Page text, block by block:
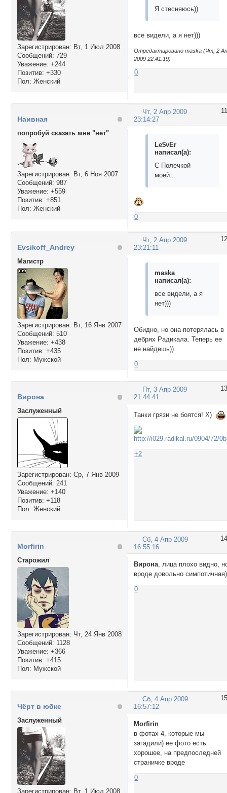
Зарегистрирован: Вт, 1 Июл 2008
Сообщений: 729
Уважение: +244
Позитив: +330
Пол: Женский
Я стесняюсь))
все видели, а я нет)))
Отредактировано maska (Чт, 2
2009 22:41:19)
0
11
Чт, 2 Апр 2009
23:14:27
Наивная
попробуй сказать мне "нет"
Зарегистрирован: Вт, 6 Ноя 2007
Сообщений: 987
Уважение: +559
Позитив: +851
Пол: Женский
Le$vEr
написал(а):
С Полечкой
моей...
0
12
Чт, 2 Апр 2009
23:21:11
Evsikoff_Andrey
Магистр
Зарегистрирован: Вт, 16 Янв 2007
Сообщений: 510
Уважение: +438
Позитив: +435
Пол: Мужской
maska
написал(а):
все видели, а я
нет)))
Обидно, но она потерялась в
дебрях Радикала. Теперь ее
не найдешь))
0
13
Пт, 3 Апр 2009
21:44:41
Вирона
Заслуженный
Зарегистрирован: Ср, 7 Янв 2009
Сообщений: 241
Уважение: +140
Позитив: +118
Пол: Женский
Танки грязи не боятся! Х)
+2
14
Сб, 4 Апр 2009
16:55:16
Morfirin
Cтарожил
Зарегистрирован: Чт, 24 Янв 2008
Сообщений: 1128
Уважение: +366
Позитив: +415
Пол: Мужской
Вирона , лица плохо видно,
вроде довольно симпотичная)
0
15
Сб, 4 Апр 2009
16:57:12
Чёрт в юбке
Заслуженный
Зарегистрирован: Вт, 1 Июл 2008
Morfirin
в фотах 4, которые мы
загадили) ее фото есть
хорошее, на предпоследней
страничке вроде
0